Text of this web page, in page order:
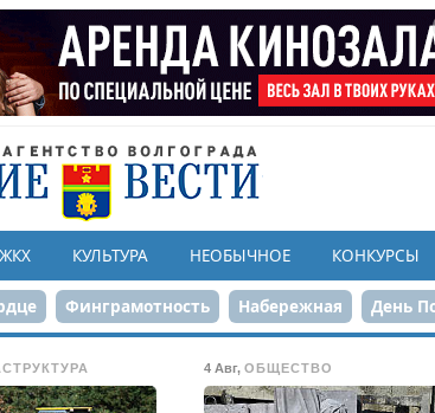
ЖКХ КУЛЬТУРА НЕОБЫЧНОЕ КОНКУРСЫ
Финграмотность Набережная День
Победы Парк Героев-летчиков
4 Авг, ОБЩЕСТВО